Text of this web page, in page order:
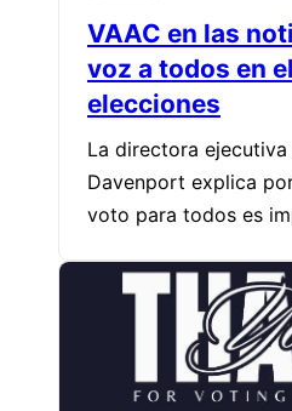
VAAC en las
voz a todos en
elecciones
La directora ejecutiva
Davenport explica
voto para todos es